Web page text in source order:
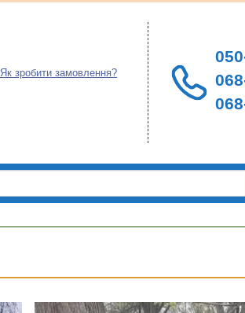
Як зробити замовлення?